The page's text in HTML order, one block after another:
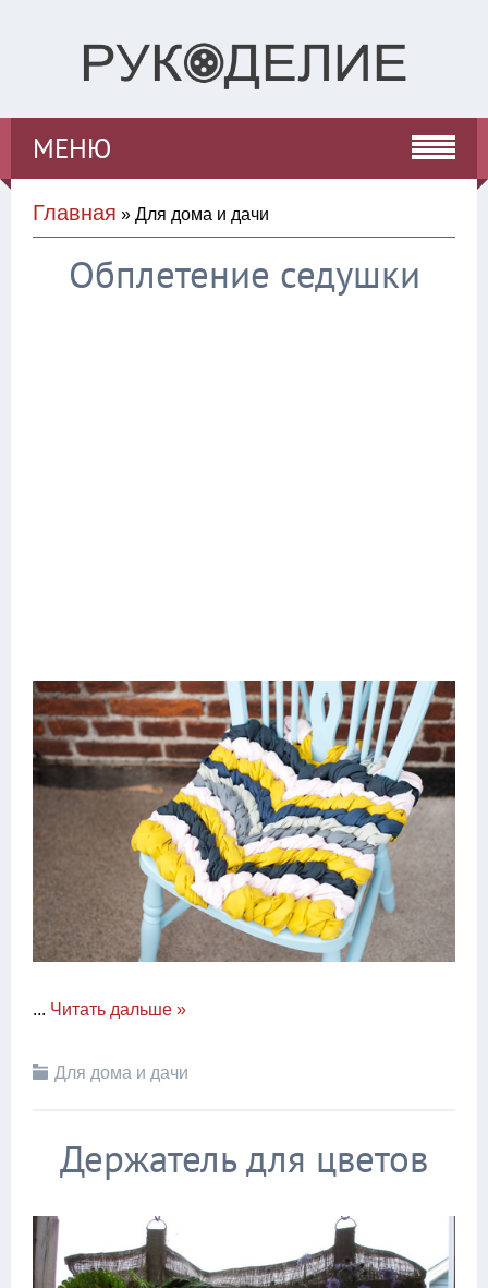
МЕНЮ
Главная » Для дома и дачи
Обплетение седушки
... Читать дальше »
Для дома и дачи
Держатель для цветов